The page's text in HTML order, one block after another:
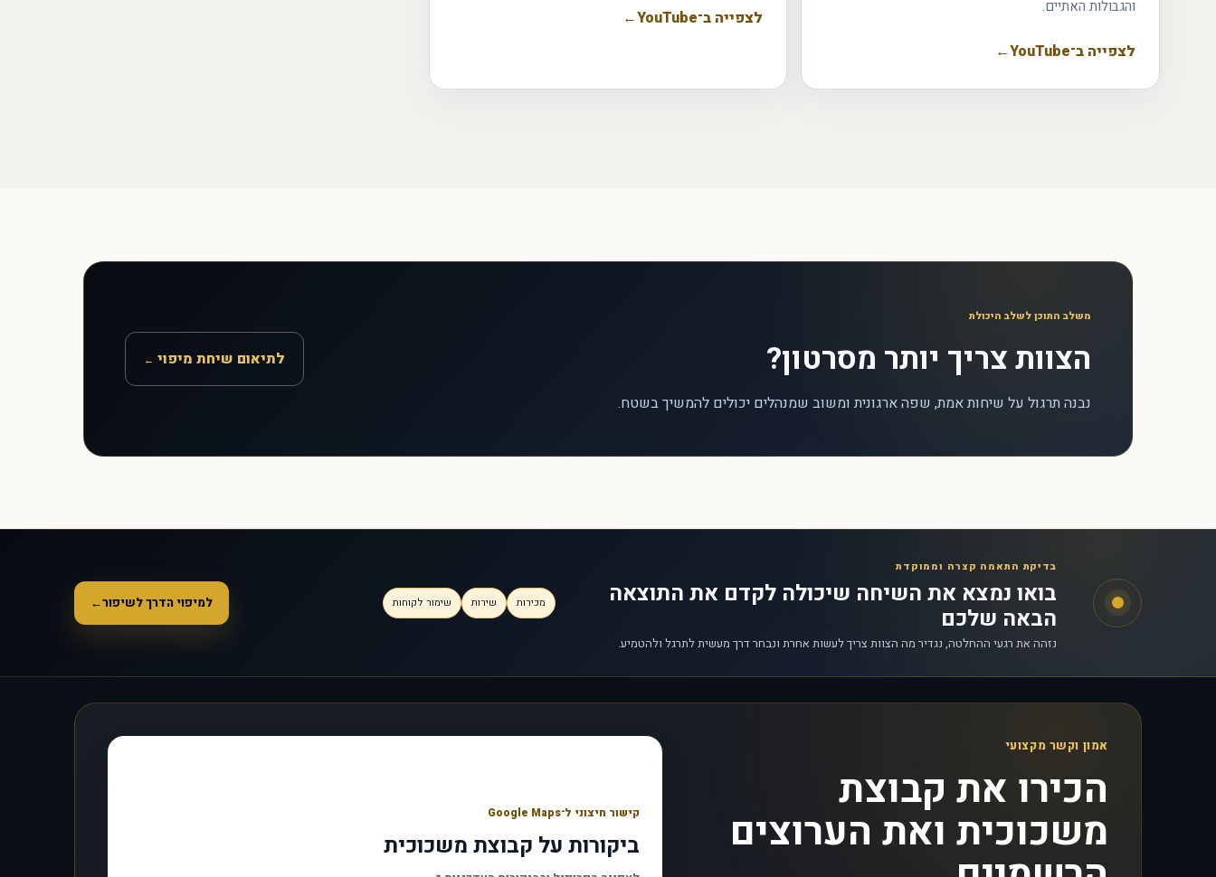
והגבולות האתיים.
לצפייה ב־YouTube ←
לצפייה ב־YouTube ←
משלב התוכן לשלב היכולת
הצוות צריך יותר מסרטון?
נבנה תרגול על שיחות אמת, שפה ארגונית ומשוב שמנהלים יכולים להמשיך בשטח.
לתיאום שיחת מיפוי ←
בדיקת התאמה קצרה וממוקדת
בואו נמצא את השיחה שיכולה לקדם את התוצאה
הבאה שלכם
נזהה את רגעי ההחלטה, נגדיר מה הצוות צריך לעשות אחרת ונבחר דרך מעשית לתרגל ולהטמיע.
מכירות שירות שימור לקוחות למיפוי הדרך לשיפור←
אמון וקשר מקצועי
הכירו את קבוצת
משכוכית ואת הערוצים קישור חיצוני ל־Google Maps
ביקורות על קבוצת משכוכית